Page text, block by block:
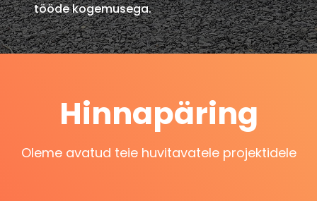
tööde kogemusega.
Hinnapäring
Oleme avatud teie huvitavatele projektidele